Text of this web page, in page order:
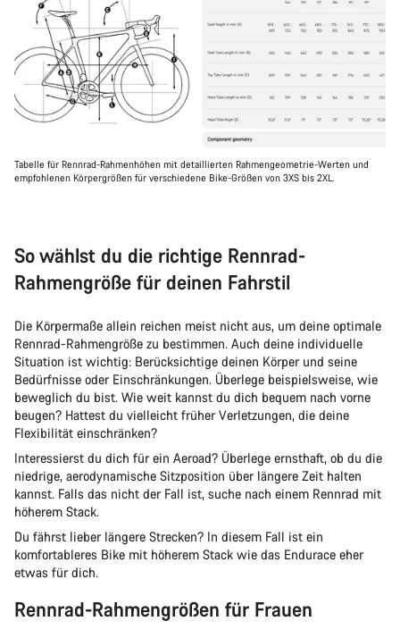
Tabelle für Rennrad-Rahmenhöhen mit detaillierten Rahmengeometrie-Werten und
empfohlenen Körpergrößen für verschiedene Bike-Größen von 3XS bis 2XL.
So wählst du die richtige Rennrad-
Rahmengröße für deinen Fahrstil
Die Körpermaße allein reichen meist nicht aus, um deine optimale
Rennrad-Rahmengröße zu bestimmen. Auch deine individuelle
Situation ist wichtig: Berücksichtige deinen Körper und seine
Bedürfnisse oder Einschränkungen. Überlege beispielsweise, wie
beweglich du bist. Wie weit kannst du dich bequem nach vorne
beugen? Hattest du vielleicht früher Verletzungen, die deine
Flexibilität einschränken?
Interessierst du dich für ein Aeroad? Überlege ernsthaft, ob du die
niedrige, aerodynamische Sitzposition über längere Zeit halten
kannst. Falls das nicht der Fall ist, suche nach einem Rennrad mit
höherem Stack.
Du fährst lieber längere Strecken? In diesem Fall ist ein
komfortableres Bike mit höherem Stack wie das Endurace eher
etwas für dich.
Rennrad-Rahmengrößen für Frauen